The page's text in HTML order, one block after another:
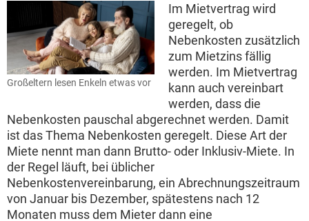
Großeltern lesen Enkeln etwas vor
Im Mietvertrag wird
geregelt, ob
Nebenkosten zusätzlich
zum Mietzins fällig
werden. Im Mietvertrag
kann auch vereinbart
werden, dass die
Nebenkosten pauschal abgerechnet werden. Damit
ist das Thema Nebenkosten geregelt. Diese Art der
Miete nennt man dann Brutto- oder Inklusiv-Miete. In
der Regel läuft, bei üblicher
Nebenkostenvereinbarung, ein Abrechnungszeitraum
von Januar bis Dezember, spätestens nach 12
Monaten muss dem Mieter dann eine